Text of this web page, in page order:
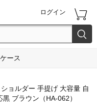
ログイン 

ース
ョルダー 手提げ 大容量 自
ブラウン（HA-062）